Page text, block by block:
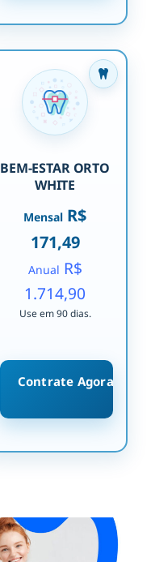
BEM-ESTAR ORTO
WHITE
Mensal R$
171,49
Anual R$
1.714,90
Use em 90 dias.
Contrate Agora